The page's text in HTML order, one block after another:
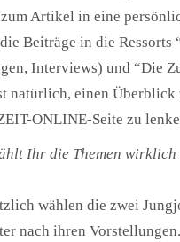
Artikel in eine
Beiträge in die
Interviews) und “Die
natürlich, einen Überblick
ONLINE-Seite zu
Ihr die Themen wirklich
wählen die zwei
nach ihren